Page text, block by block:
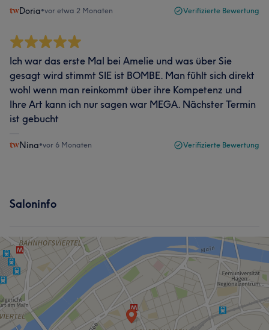
Doria•vor etwa 2 Monaten Verifizierte Bewertung
Ich war das erste Mal bei Amelie und was über Sie
gesagt wird stimmt SIE ist BOMBE. Man fühlt sich direkt
wohl wenn man reinkommt über ihre Kompetenz und
Ihre Art kann ich nur sagen war MEGA. Nächster Termin
ist gebucht
Nina•vor 6 Monaten Verifizierte Bewertung
Saloninfo